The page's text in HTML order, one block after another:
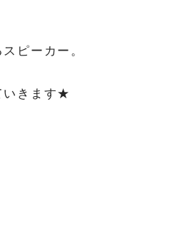
ピーカー。
いきます★